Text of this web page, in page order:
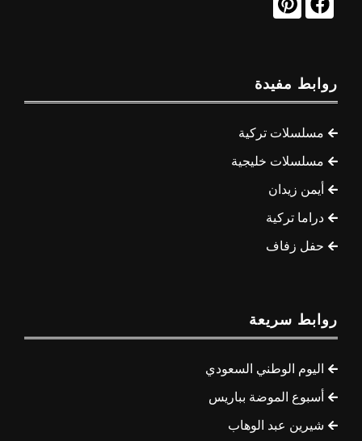
روابط مفيدة
مسلسلات تركية
مسلسلات خليجية
أيمن زيدان
دراما تركية
حفل زفاف
روابط سريعة
اليوم الوطني السعودي
أسبوع الموضة بباريس
شيرين عبد الوهاب